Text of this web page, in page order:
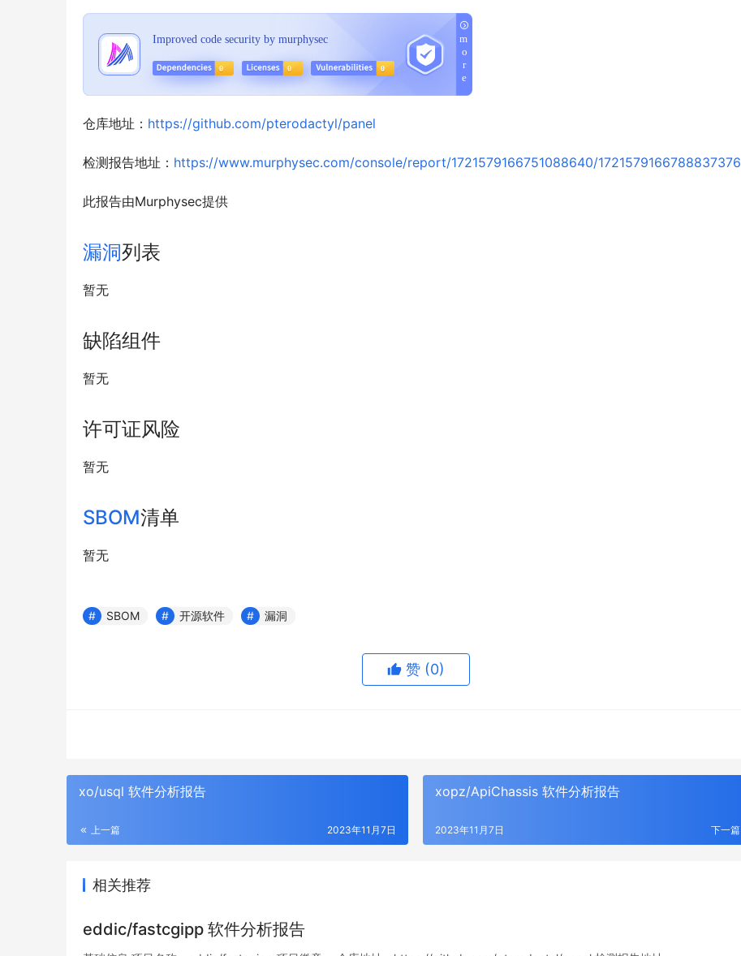
仓库地址： https://github.com/pterodactyl/panel
检测报告地址： https://www.murphysec.com/console/report/1721579166751088640/1721579166788837376
此报告由Murphysec提供
漏洞列表
暂无
缺陷组件
暂无
许可证风险
暂无
SBOM清单
暂无
SBOM 开源软件 漏洞
赞 (0)
xo/usql 软件分析报告
上一篇 2023年11月7日
xopz/ApiChassis 软件分析报告
下一篇
2023年11月7日
相关推荐
eddic/fastcgipp 软件分析报告